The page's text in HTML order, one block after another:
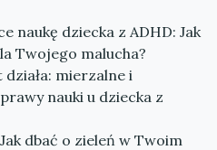
naukę dziecka z ADHD: Jak
Twojego malucha?
mierzalne i
nauki u dziecka z
dbać o zieleń w Twoim